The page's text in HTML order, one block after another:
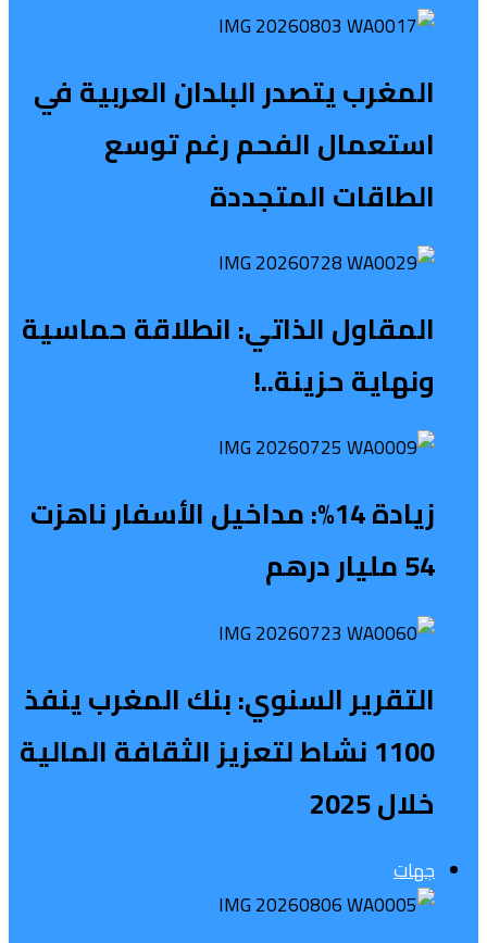
المغرب يتصدر البلدان العربية في
استعمال الفحم رغم توسع
الطاقات المتجددة
المقاول الذاتي: انطلاقة حماسية
ونهاية حزينة..!
زيادة 14%: مداخيل الأسفار ناهزت
54 مليار درهم
التقرير السنوي: بنك المغرب ينفذ
1100 نشاط لتعزيز الثقافة المالية
خلال 2025
جهات